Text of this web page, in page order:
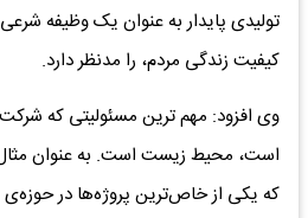
تولیدی پایدار به عنوان یک وظیفه
کیفیت زندگی مردم، را مدنظر دارد.
وی افزود: مهم ترین مسئولیتی که شرکت
است، محیط زیست است. به عنوان مثال
که یکی از خاص‌ترین پروژه‌ها در حوزه‌ی